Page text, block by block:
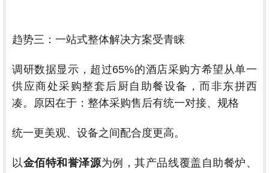
趋势三：一站式整体解决方案受青睐
调研数据显示，超过65%的酒店采购方希望从单一
供应商处采购整套后厨自助餐设备，而非东拼西
凑。原因在于：整体采购售后有统一对接、规格
统一更美观、设备之间配合度更高。
以金佰特和誉泽源为例，其产品线覆盖自助餐炉、